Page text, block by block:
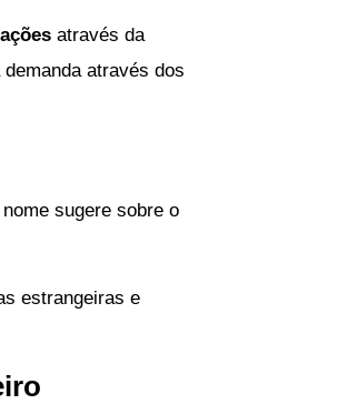
ações através da
através dos
sugere sobre o
estrangeiras e